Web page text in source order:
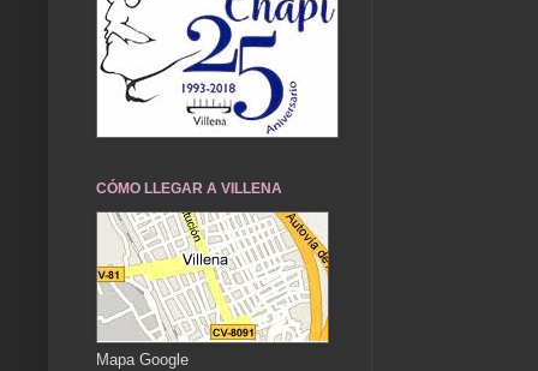
CÓMO LLEGAR A VILLENA
Mapa Google